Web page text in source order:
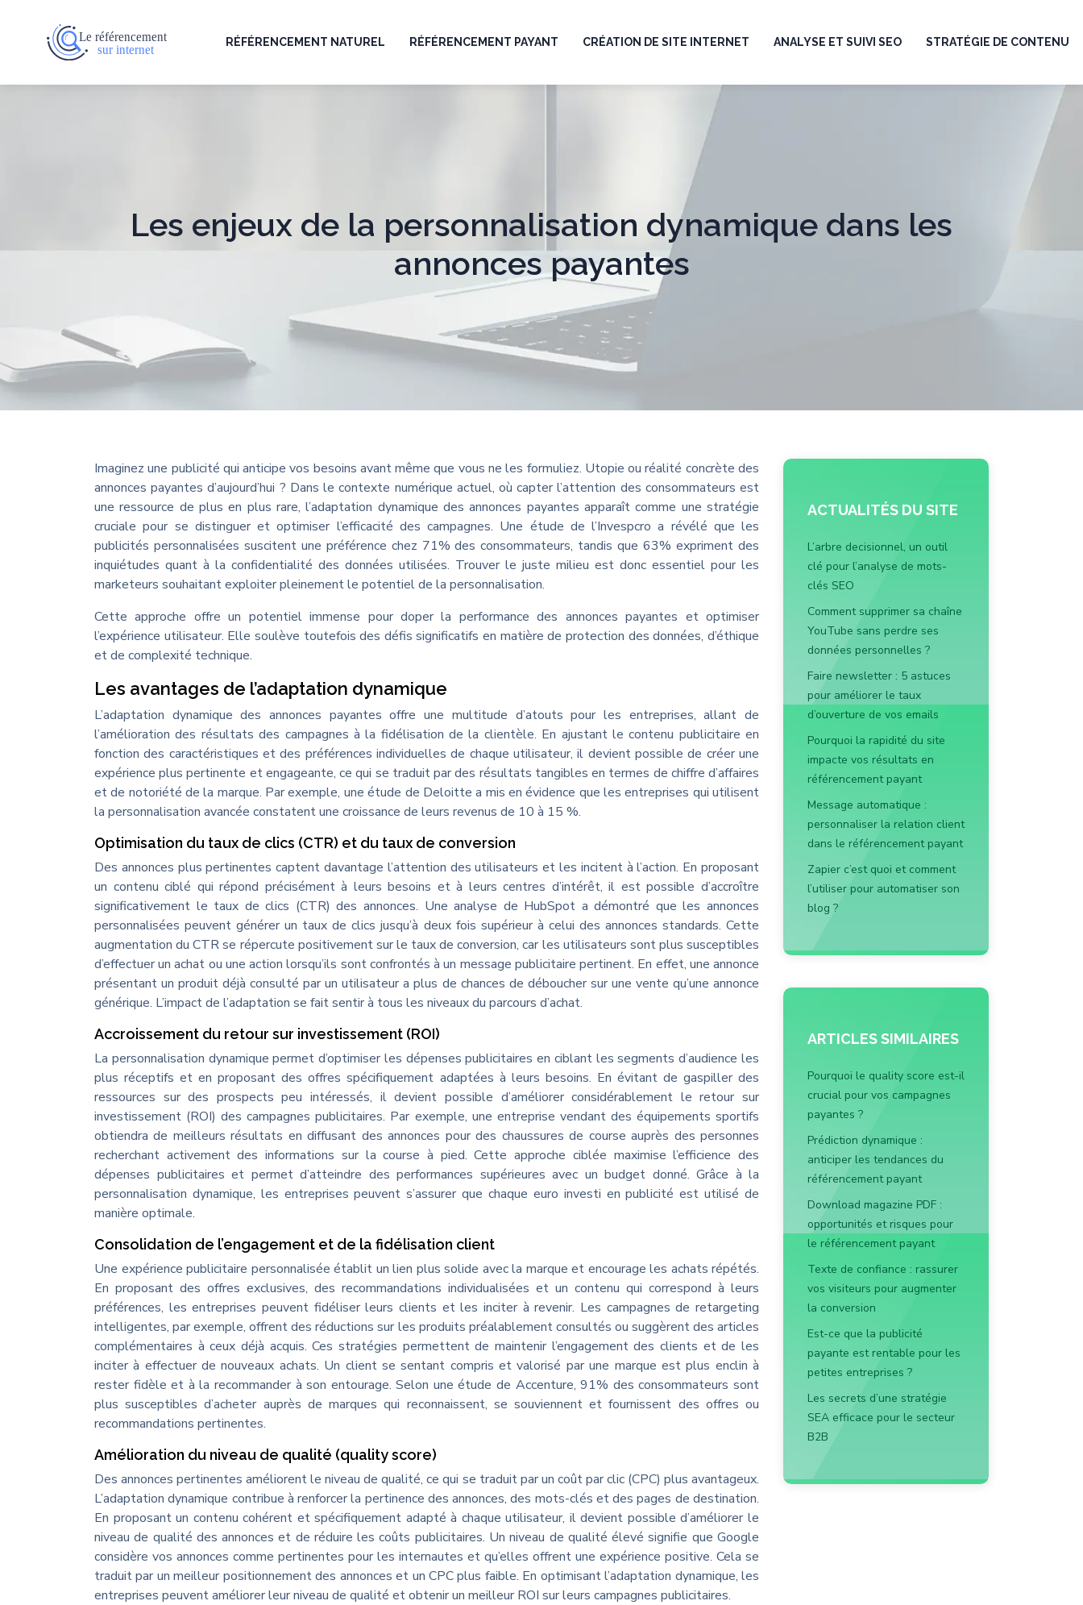
RÉFÉRENCEMENT NATUREL RÉFÉRENCEMENT PAYANT CRÉATION DE SITE INTERNET ANALYSE ET SUIVI SEO STRATÉGIE DE CONTENU
Les enjeux de la personnalisation dynamique dans les
annonces payantes
Imaginez une publicité qui anticipe vos besoins avant même que vous ne les formuliez. Utopie ou réalité concrète des
annonces payantes d’aujourd’hui ? Dans le contexte numérique actuel, où capter l’attention des consommateurs est
une ressource de plus en plus rare, l’adaptation dynamique des annonces payantes apparaît comme une stratégie
cruciale pour se distinguer et optimiser l’efficacité des campagnes. Une étude de l’Invespcro a révélé que les
publicités personnalisées suscitent une préférence chez 71% des consommateurs, tandis que 63% expriment des
inquiétudes quant à la confidentialité des données utilisées. Trouver le juste milieu est donc essentiel pour les
marketeurs souhaitant exploiter pleinement le potentiel de la personnalisation.
Cette approche offre un potentiel immense pour doper la performance des annonces payantes et optimiser
l’expérience utilisateur. Elle soulève toutefois des défis significatifs en matière de protection des données, d’éthique
et de complexité technique.
Les avantages de l’adaptation dynamique
L’adaptation dynamique des annonces payantes offre une multitude d’atouts pour les entreprises, allant de
l’amélioration des résultats des campagnes à la fidélisation de la clientèle. En ajustant le contenu publicitaire en
fonction des caractéristiques et des préférences individuelles de chaque utilisateur, il devient possible de créer une
expérience plus pertinente et engageante, ce qui se traduit par des résultats tangibles en termes de chiffre d’affaires
et de notoriété de la marque. Par exemple, une étude de Deloitte a mis en évidence que les entreprises qui utilisent
la personnalisation avancée constatent une croissance de leurs revenus de 10 à 15 %.
Optimisation du taux de clics (CTR) et du taux de conversion
Des annonces plus pertinentes captent davantage l’attention des utilisateurs et les incitent à l’action. En proposant
un contenu ciblé qui répond précisément à leurs besoins et à leurs centres d’intérêt, il est possible d’accroître
significativement le taux de clics (CTR) des annonces. Une analyse de HubSpot a démontré que les annonces
personnalisées peuvent générer un taux de clics jusqu’à deux fois supérieur à celui des annonces standards. Cette
augmentation du CTR se répercute positivement sur le taux de conversion, car les utilisateurs sont plus susceptibles
d’effectuer un achat ou une action lorsqu’ils sont confrontés à un message publicitaire pertinent. En effet, une annonce
présentant un produit déjà consulté par un utilisateur a plus de chances de déboucher sur une vente qu’une annonce
générique. L’impact de l’adaptation se fait sentir à tous les niveaux du parcours d’achat.
Accroissement du retour sur investissement (ROI)
La personnalisation dynamique permet d’optimiser les dépenses publicitaires en ciblant les segments d’audience les
plus réceptifs et en proposant des offres spécifiquement adaptées à leurs besoins. En évitant de gaspiller des
ressources sur des prospects peu intéressés, il devient possible d’améliorer considérablement le retour sur
investissement (ROI) des campagnes publicitaires. Par exemple, une entreprise vendant des équipements sportifs
obtiendra de meilleurs résultats en diffusant des annonces pour des chaussures de course auprès des personnes
recherchant activement des informations sur la course à pied. Cette approche ciblée maximise l’efficience des
dépenses publicitaires et permet d’atteindre des performances supérieures avec un budget donné. Grâce à la
personnalisation dynamique, les entreprises peuvent s’assurer que chaque euro investi en publicité est utilisé de
manière optimale.
Consolidation de l’engagement et de la fidélisation client
Une expérience publicitaire personnalisée établit un lien plus solide avec la marque et encourage les achats répétés.
En proposant des offres exclusives, des recommandations individualisées et un contenu qui correspond à leurs
préférences, les entreprises peuvent fidéliser leurs clients et les inciter à revenir. Les campagnes de retargeting
intelligentes, par exemple, offrent des réductions sur les produits préalablement consultés ou suggèrent des articles
complémentaires à ceux déjà acquis. Ces stratégies permettent de maintenir l’engagement des clients et de les
inciter à effectuer de nouveaux achats. Un client se sentant compris et valorisé par une marque est plus enclin à
rester fidèle et à la recommander à son entourage. Selon une étude de Accenture, 91% des consommateurs sont
plus susceptibles d’acheter auprès de marques qui reconnaissent, se souviennent et fournissent des offres ou
recommandations pertinentes.
Amélioration du niveau de qualité (quality score)
Des annonces pertinentes améliorent le niveau de qualité, ce qui se traduit par un coût par clic (CPC) plus avantageux.
L’adaptation dynamique contribue à renforcer la pertinence des annonces, des mots-clés et des pages de destination.
En proposant un contenu cohérent et spécifiquement adapté à chaque utilisateur, il devient possible d’améliorer le
niveau de qualité des annonces et de réduire les coûts publicitaires. Un niveau de qualité élevé signifie que Google
considère vos annonces comme pertinentes pour les internautes et qu’elles offrent une expérience positive. Cela se
traduit par un meilleur positionnement des annonces et un CPC plus faible. En optimisant l’adaptation dynamique, les
entreprises peuvent améliorer leur niveau de qualité et obtenir un meilleur ROI sur leurs campagnes publicitaires.
ACTUALITÉS DU SITE
L’arbre decisionnel, un outil
clé pour l’analyse de mots-
clés SEO
Comment supprimer sa chaîne
YouTube sans perdre ses
données personnelles ?
Faire newsletter : 5 astuces
pour améliorer le taux
d’ouverture de vos emails
Pourquoi la rapidité du site
impacte vos résultats en
référencement payant
Message automatique :
personnaliser la relation client
dans le référencement payant
Zapier c’est quoi et comment
l’utiliser pour automatiser son
blog ?
ARTICLES SIMILAIRES
Pourquoi le quality score est-il
crucial pour vos campagnes
payantes ?
Prédiction dynamique :
anticiper les tendances du
référencement payant
Download magazine PDF :
opportunités et risques pour
le référencement payant
Texte de confiance : rassurer
vos visiteurs pour augmenter
la conversion
Est-ce que la publicité
payante est rentable pour les
petites entreprises ?
Les secrets d’une stratégie
SEA efficace pour le secteur
B2B